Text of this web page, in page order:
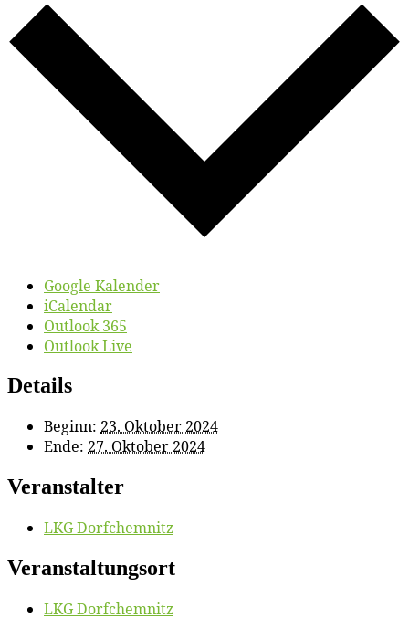
Google Kalender
iCalendar
Outlook 365
Outlook Live
Details
Beginn: 23. Oktober 2024
Ende: 27. Oktober 2024
Veranstalter
LKG Dorf­chem­nitz
Veranstaltungsort
LKG Dorf­chem­nitz